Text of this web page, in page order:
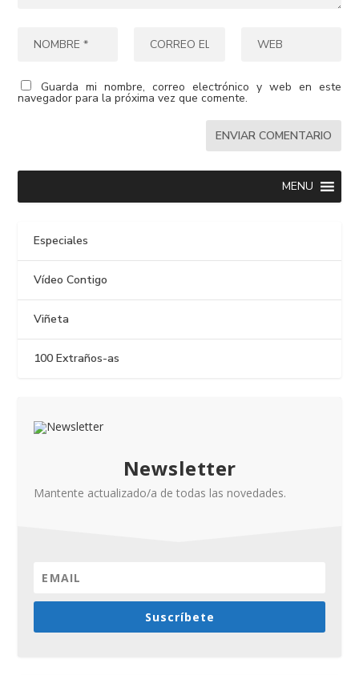
Guarda mi nombre, correo electrónico y web en este
navegador para la próxima vez que comente.
MENU
Especiales
Vídeo Contigo
Viñeta
100 Extraños-as
Newsletter
Mantente actualizado/a de todas las novedades.
Suscríbete